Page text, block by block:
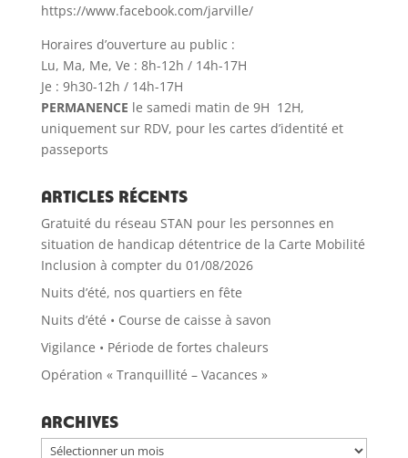
https://www.facebook.com/jarville/
Horaires d’ouverture au public :
Lu, Ma, Me, Ve : 8h-12h / 14h-17H
Je : 9h30-12h / 14h-17H
PERMANENCE le samedi matin de 9H 12H,
uniquement sur RDV, pour les cartes d’identité et
passeports
Articles récents
Gratuité du réseau STAN pour les personnes en
situation de handicap détentrice de la Carte Mobilité
Inclusion à compter du 01/08/2026
Nuits d’été, nos quartiers en fête
Nuits d’été • Course de caisse à savon
Vigilance • Période de fortes chaleurs
Opération « Tranquillité – Vacances »
Archives
Archives